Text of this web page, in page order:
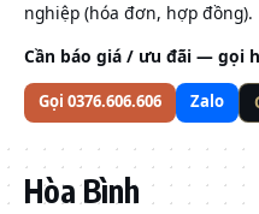
nghiệp (hóa đơn, hợp đồng).
Cần báo giá / ưu đãi — gọi
Gọi 0376.606.606 Zalo
Hòa Bình